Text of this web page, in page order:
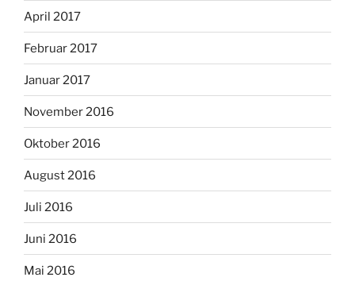
April 2017
Februar 2017
Januar 2017
November 2016
Oktober 2016
August 2016
Juli 2016
Juni 2016
Mai 2016